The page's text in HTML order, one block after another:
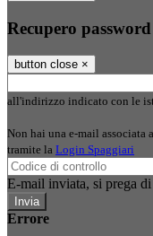
Recupero password
button close ×
all'indirizzo indicato con le
Non hai una e-mail associata
tramite la Login Spaggiari
E-mail inviata, si prega
Errore